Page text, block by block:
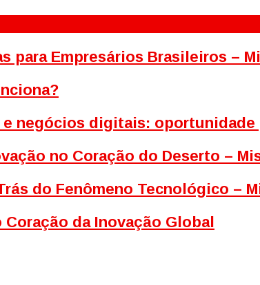
para Empresários Brasileiros –
negócios digitais: oportunidade
no Coração do Deserto –
do Fenômeno Tecnológico –
da Inovação Global